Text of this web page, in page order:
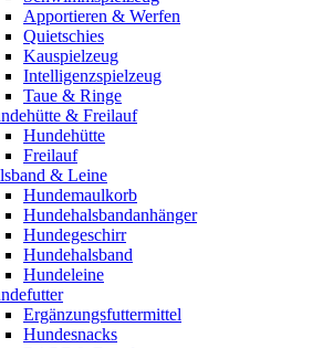
Apportieren & Werfen
Quietschies
Kauspielzeug
Intelligenzspielzeug
Taue & Ringe
& Freilauf
Hundehütte
Freilauf
& Leine
Hundemaulkorb
Hundehalsbandanhänger
Hundegeschirr
Hundehalsband
Hundeleine
Ergänzungsfuttermittel
Hundesnacks